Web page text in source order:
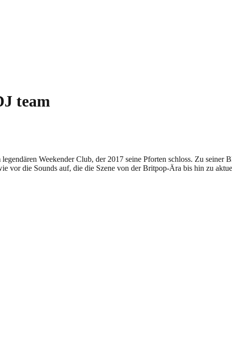
team
Weekender Club, der 2017 seine Pforten schloss. Zu seiner
vor die Sounds auf, die die Szene von der Britpop-Ära bis hin zu